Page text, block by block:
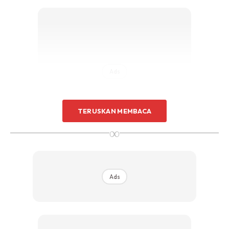
TERUSKAN MEMBACA
∞
Ads